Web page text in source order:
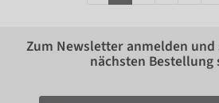
Zum Newsletter anmelden
nächsten Bestellung